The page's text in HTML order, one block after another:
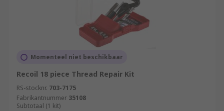
Momenteel niet beschikbaar
Recoil 18 piece Thread Repair Kit
RS-stocknr. 703-7175
Fabrikantnummer 35108
Subtotaal (1 kit)